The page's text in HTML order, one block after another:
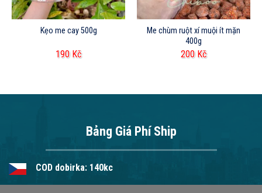
Kẹo me cay 500g
190 Kč
Me chùm ruột xí muội ít mặn
400g
200 Kč
Bảng Giá Phí Ship
COD dobirka: 140kc